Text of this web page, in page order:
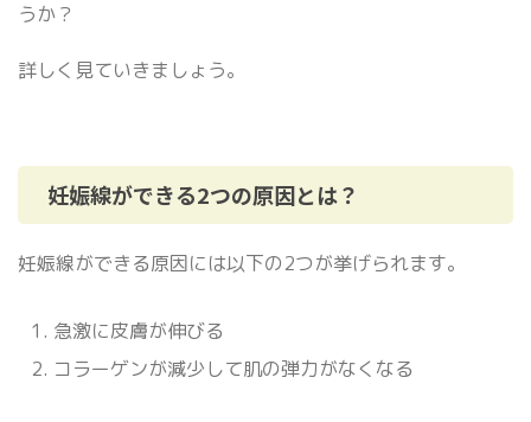
うか？
詳しく見ていきましょう。
妊娠線ができる2つの原因とは？
妊娠線ができる原因には以下の2つが挙げられます。
急激に皮膚が伸びる
コラーゲンが減少して肌の弾力がなくなる